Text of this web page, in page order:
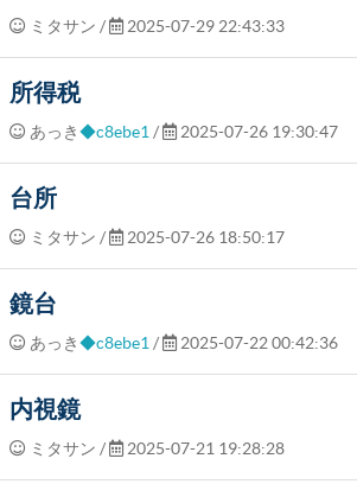
ミタサン / 2025-07-29 22:43:33
所得税
あっき◆c8ebe1 / 2025-07-26 19:30:47
台所
ミタサン / 2025-07-26 18:50:17
鏡台
あっき◆c8ebe1 / 2025-07-22 00:42:36
内視鏡
ミタサン / 2025-07-21 19:28:28